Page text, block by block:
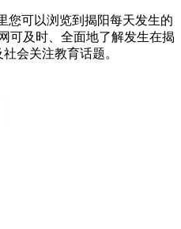
您可以浏览到揭阳每天发生的
可及时、全面地了解发生在揭
会关注教育话题。